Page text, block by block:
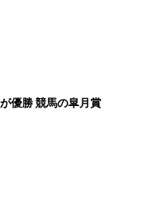
優勝 競馬の皐月賞